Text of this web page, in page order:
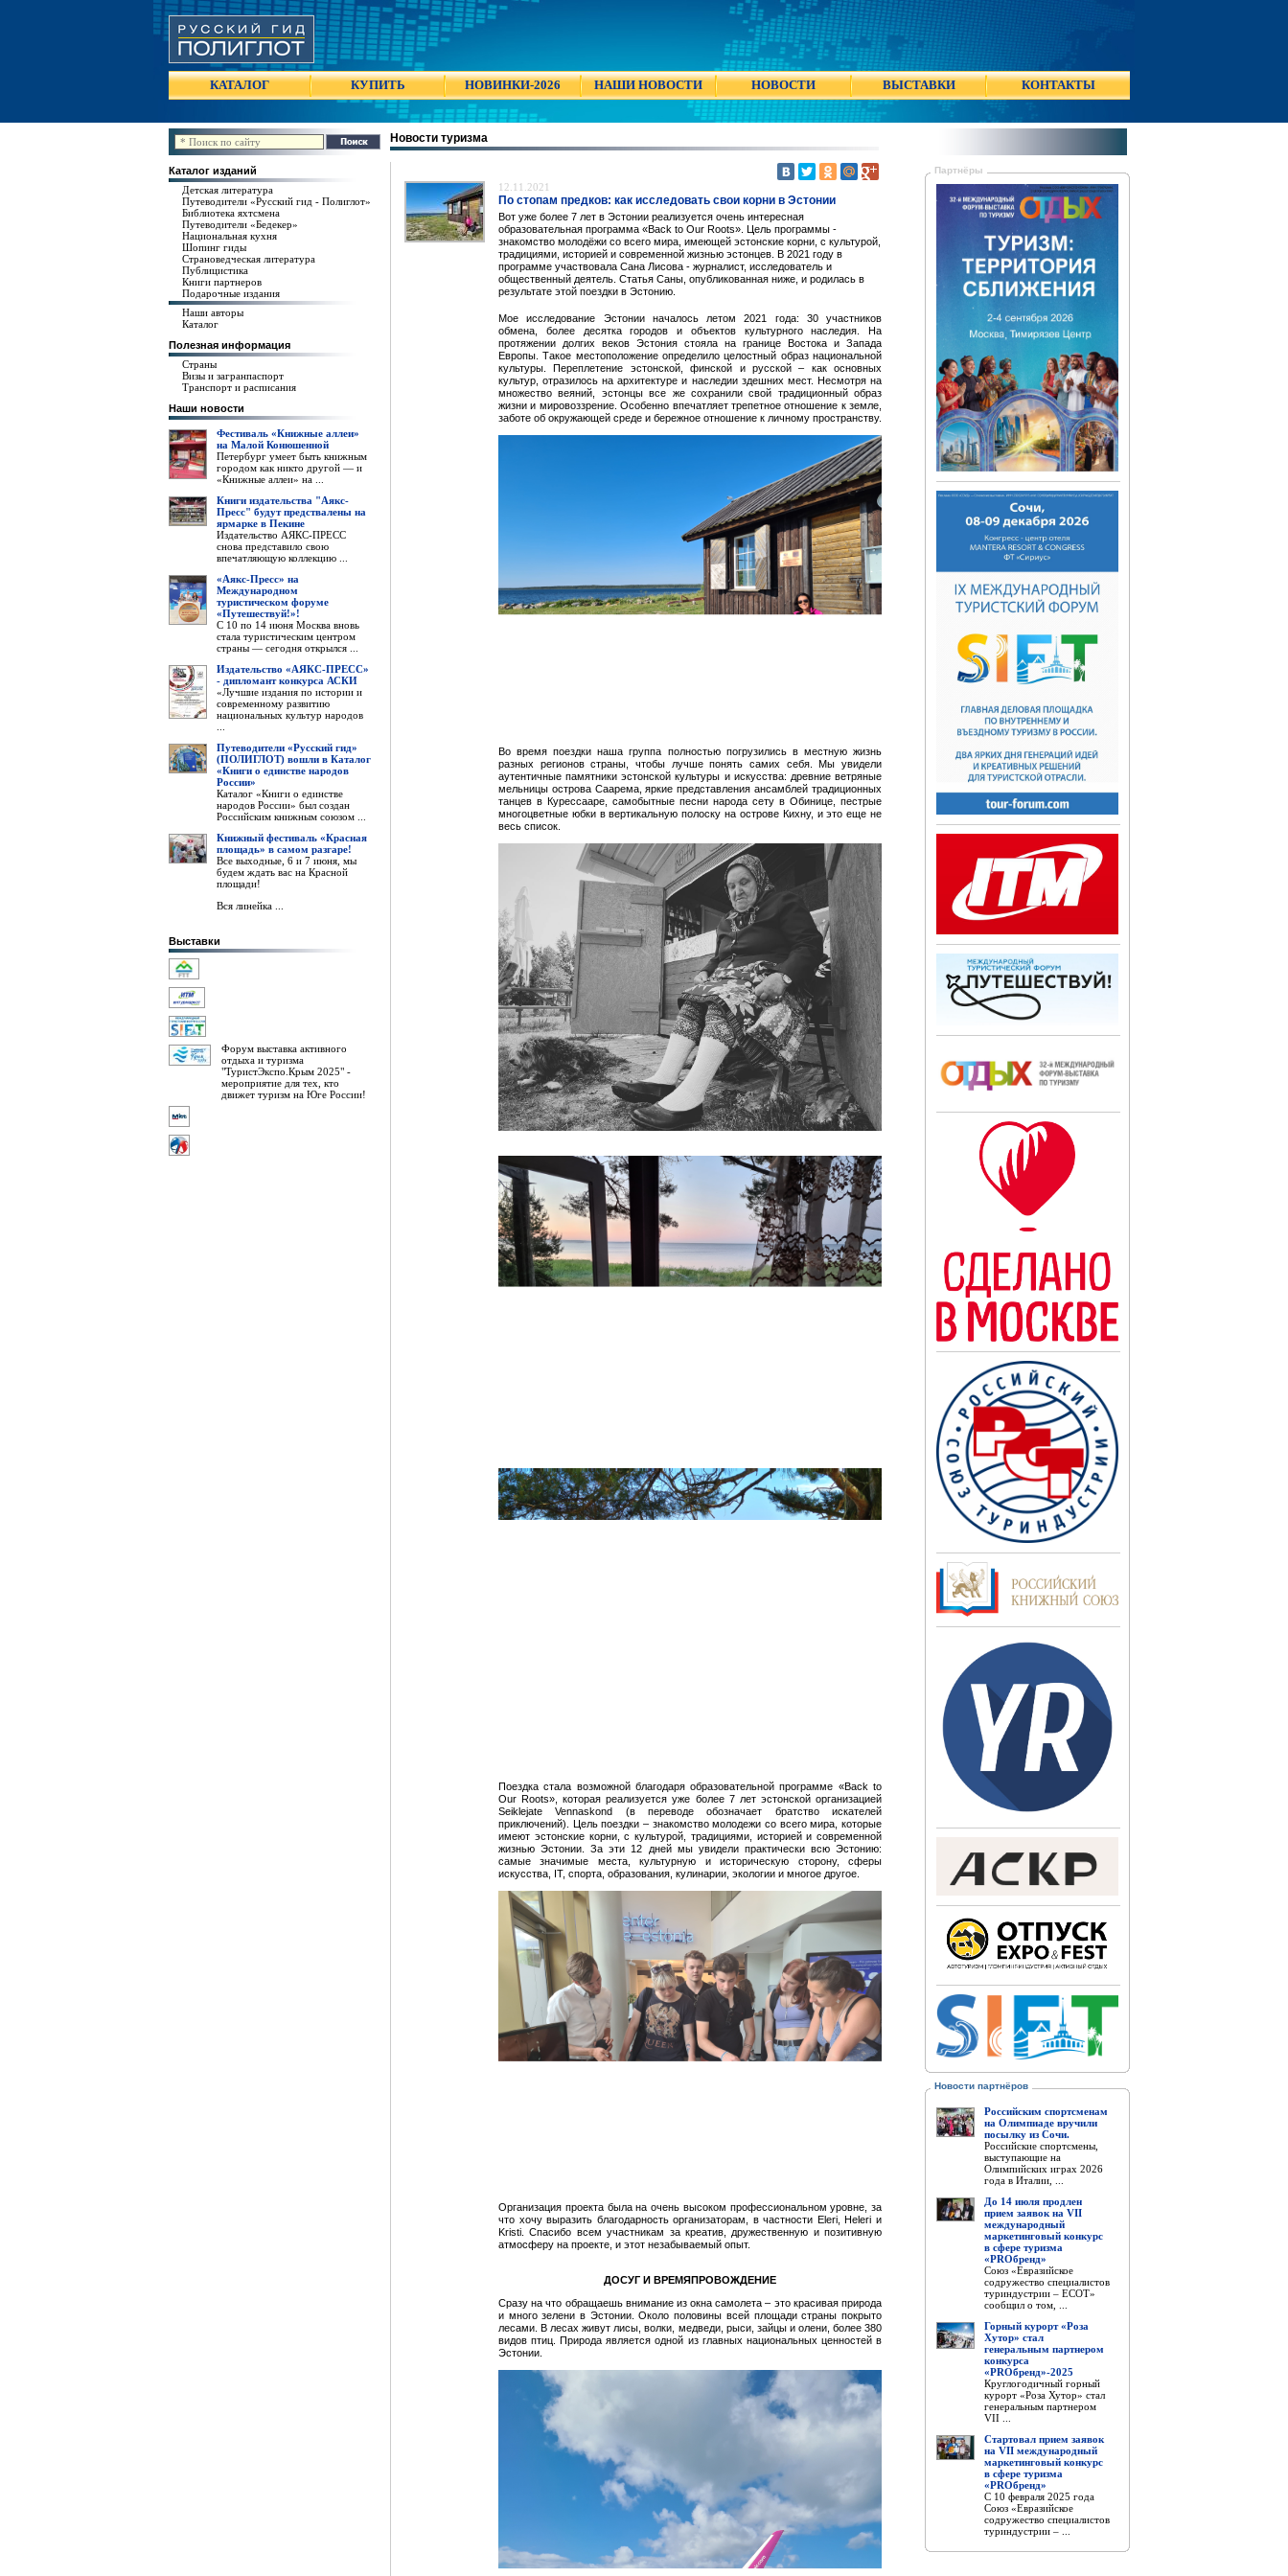
КАТАЛОГ КУПИТЬ НОВИНКИ-2026 НАШИ НОВОСТИ НОВОСТИ ВЫСТАВКИ КОНТАКТЫ
Каталог изданий
Детская литература
Путеводители «Русский гид - Полиглот»
Библиотека яхтсмена
Путеводители «Бедекер»
Национальная кухня
Шопинг гиды
Страноведческая литература
Публицистика
Книги партнеров
Подарочные издания
Наши авторы
Каталог
Полезная информация
Страны
Визы и загранпаспорт
Транспорт и расписания
Наши новости
Фестиваль «Книжные аллеи»
на Малой Конюшенной
Петербург умеет быть книжным
городом как никто другой — и
«Книжные аллеи» на ...
Книги издательства "Аякс-
Пресс" будут предствалены на
ярмарке в Пекине
Издательство АЯКС-ПРЕСС
снова представило свою
впечатляющую коллекцию ...
«Аякс-Пресс» на
Международном
туристическом форуме
«Путешествуй!»!
С 10 по 14 июня Москва вновь
стала туристическим центром
страны — сегодня открылся ...
Издательство «АЯКС-ПРЕСС»
- дипломант конкурса АСКИ
«Лучшие издания по истории и
современному развитию
национальных культур народов
Путеводители «Русский гид»
(ПОЛИГЛОТ) вошли в Каталог
«Книги о единстве народов
России»
Каталог «Книги о единстве
народов России» был создан
Российским книжным союзом ...
Книжный фестиваль «Красная
площадь» в самом разгаре!
Все выходные, 6 и 7 июня, мы
будем ждать вас на Красной
площади!
Вся линейка ...
Выставки
Форум выставка активного
отдыха и туризма
"ТуристЭкспо.Крым 2025" -
мероприятие для тех, кто
движет туризм на Юге России!
Новости туризма
12.11.2021
По стопам предков: как исследовать свои корни в Эстонии
Вот уже более 7 лет в Эстонии реализуется очень интересная
образовательная программа «Back to Our Roots». Цель программы -
знакомство молодёжи со всего мира, имеющей эстонские корни, с культурой,
традициями, историей и современной жизнью эстонцев. В 2021 году в
программе участвовала Сана Лисова - журналист, исследователь и
общественный деятель. Статья Саны, опубликованная ниже, и родилась в
результате этой поездки в Эстонию.
Мое исследование Эстонии началось летом 2021 года: 30 участников
обмена, более десятка городов и объектов культурного наследия. На
протяжении долгих веков Эстония стояла на границе Востока и Запада
Европы. Такое местоположение определило целостный образ национальной
культуры. Переплетение эстонской, финской и русской – как основных
культур, отразилось на архитектуре и наследии здешних мест. Несмотря на
множество веяний, эстонцы все же сохранили свой традиционный образ
жизни и мировоззрение. Особенно впечатляет трепетное отношение к земле,
заботе об окружающей среде и бережное отношение к личному пространству.
Во время поездки наша группа полностью погрузились в местную жизнь
разных регионов страны, чтобы лучше понять самих себя. Мы увидели
аутентичные памятники эстонской культуры и искусства: древние ветряные
мельницы острова Саарема, яркие представления ансамблей традиционных
танцев в Курессааре, самобытные песни народа сету в Обинице, пестрые
многоцветные юбки в вертикальную полоску на острове Кихну, и это еще не
весь список.
Поездка стала возможной благодаря образовательной программе «Back to
Our Roots», которая реализуется уже более 7 лет эстонской организацией
Seiklejate Vennaskond (в переводе обозначает братство искателей
приключений). Цель поездки – знакомство молодежи со всего мира, которые
имеют эстонские корни, с культурой, традициями, историей и современной
жизнью Эстонии. За эти 12 дней мы увидели практически всю Эстонию:
самые значимые места, культурную и историческую сторону, сферы
искусства, IT, спорта, образования, кулинарии, экологии и многое другое.
Организация проекта была на очень высоком профессиональном уровне, за
что хочу выразить благодарность организаторам, в частности Eleri, Heleri и
Kristi. Спасибо всем участникам за креатив, дружественную и позитивную
атмосферу на проекте, и этот незабываемый опыт.
ДОСУГ И ВРЕМЯПРОВОЖДЕНИЕ
Сразу на что обращаешь внимание из окна самолета – это красивая природа
и много зелени в Эстонии. Около половины всей площади страны покрыто
лесами. В лесах живут лисы, волки, медведи, рыси, зайцы и олени, более 380
видов птиц. Природа является одной из главных национальных ценностей в
Эстонии.
Партнёры
Новости партнёров
Российским спортсменам
на Олимпиаде вручили
посылку из Сочи.
Российские спортсмены,
выступающие на
Олимпийских играх 2026
года в Италии, ...
До 14 июля продлен
прием заявок на VII
международный
маркетинговый конкурс
в сфере туризма
«PROбренд»
Союз «Евразийское
содружество специалистов
туриндустрии – ЕСОТ»
сообщил о том, ...
Горный курорт «Роза
Хутор» стал
генеральным партнером
конкурса
«PROбренд»-2025
Круглогодичный горный
курорт «Роза Хутор» стал
генеральным партнером
VII ...
Стартовал прием заявок
на VII международный
маркетинговый конкурс
в сфере туризма
«PROбренд»
С 10 февраля 2025 года
Союз «Евразийское
содружество специалистов
туриндустрии – ...